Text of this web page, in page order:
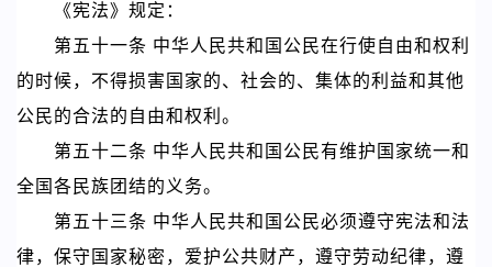
《宪法》 规定：
第五十一条 中华人民共和国公民在行使自由和权利
的时候，不得损害国家的、社会的、集体的利益和其他
公民的合法的自由和权利。
第五十二条 中华人民共和国公民有维护国家统一和
全国各民族团结的义务。
第五十三条 中华人民共和国公民必须遵守宪法和法
律，保守国家秘密，爱护公共财产，遵守劳动纪律，遵